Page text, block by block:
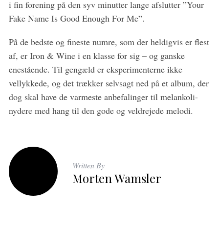
i fin forening på den syv minutter lange afslutter ”Your
Fake Name Is Good Enough For Me”.
På de bedste og fineste numre, som der heldigvis er flest
af, er Iron & Wine i en klasse for sig – og ganske
enestående. Til gengæld er eksperimenterne ikke
vellykkede, og det trækker selvsagt ned på et album, der
dog skal have de varmeste anbefalinger til melankoli-
nydere med hang til den gode og veldrejede melodi.
Written By
Morten Wamsler